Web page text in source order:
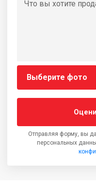
Выберите фото
Отправляя форму, вы
персональных